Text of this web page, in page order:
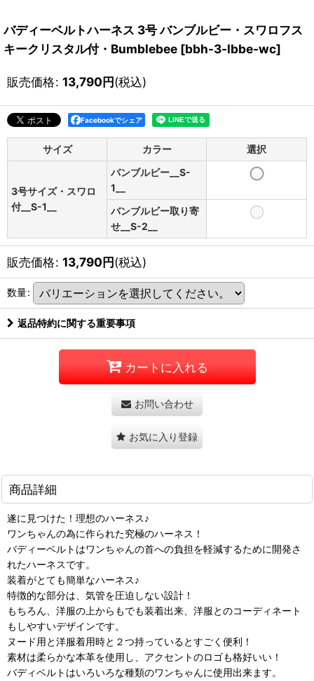
バディーベルトハーネス 3号 バンブルビー・スワロフス
キークリスタル付・Bumblebee [bbh-3-lbbe-wc]
販売価格: 13,790円(税込)
Facebookでシェア
サイズ カラー 選択
3号サイズ・スワロ
付__S-1__
バンブルビー__S-
1__
バンブルビー取り寄
せ__S-2__
販売価格: 13,790円(税込)
数量:
返品特約に関する重要事項
カートに入れる
お問い合わせ
お気に入り登録
商品詳細
遂に見つけた！理想のハーネス♪
ワンちゃんの為に作られた究極のハーネス！
バディーベルトはワンちゃんの首への負担を軽減するために開発さ
れたハーネスです。
装着がとても簡単なハーネス♪
特徴的な部分は、気管を圧迫しない設計！
もちろん、洋服の上からもでも装着出来、洋服とのコーディネート
もしやすいデザインです。
ヌード用と洋服着用時と２つ持っているとすごく便利！
素材は柔らかな本革を使用し、アクセントのロゴも格好いい！
バディベルトはいろいろな種類のワンちゃんに使用出来ます。